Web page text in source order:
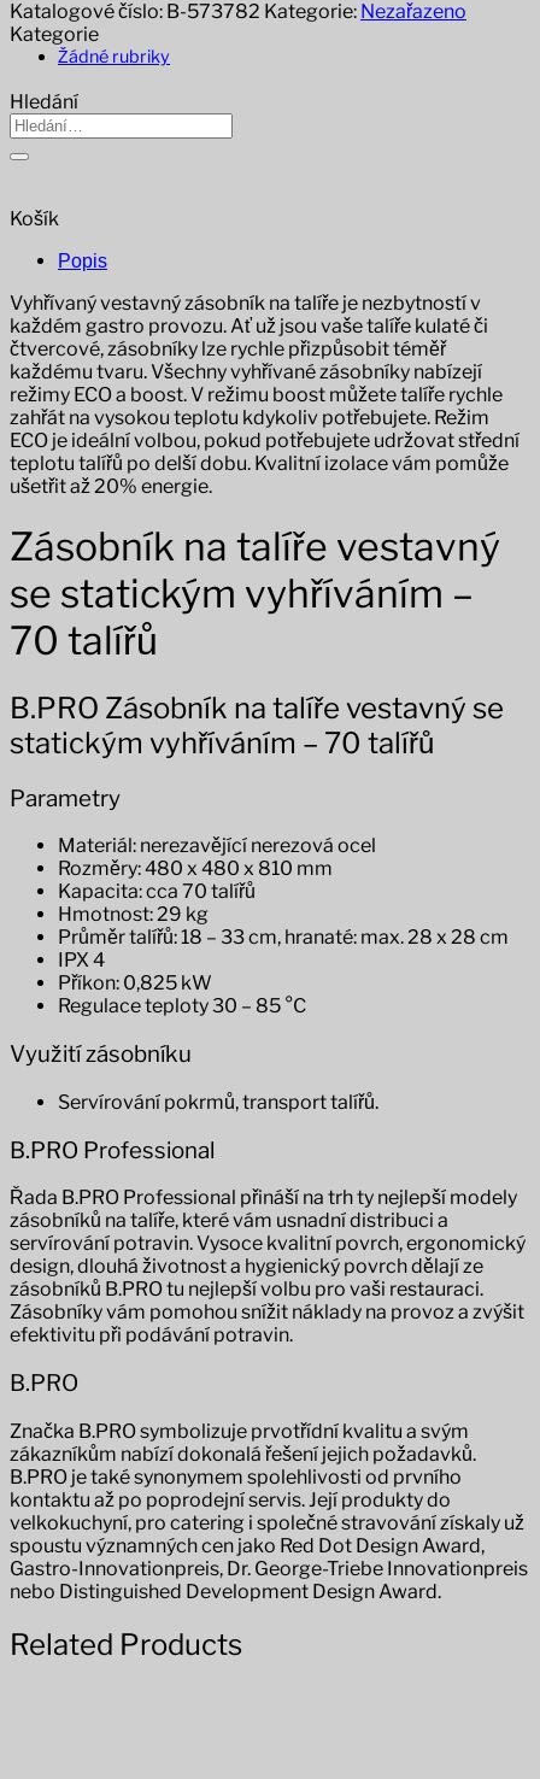
Katalogové číslo: B-573782 Kategorie: Nezařazeno
Kategorie
Žádné rubriky
Hledání
Hledat:
Košík
Popis
Vyhřívaný vestavný zásobník na talíře je nezbytností v
každém gastro provozu.Ať už jsou vaše talíře kulaté či
čtvercové, zásobníky lze rychle přizpůsobit téměř
každému tvaru.Všechny vyhřívané zásobníky nabízejí
režimy ECO a boost. V režimu boost můžete talíře rychle
zahřát na vysokou teplotu kdykoliv potřebujete. Režim
ECO je ideální volbou, pokud potřebujete udržovat střední
teplotu talířů po delší dobu. Kvalitní izolace vám pomůže
ušetřit až 20% energie.
Zásobník na talíře vestavný
se statickým vyhříváním –
70 talířů
B.PRO Zásobník na talíře vestavný se
statickým vyhříváním – 70 talířů
Parametry
Materiál: nerezavějící nerezová ocel
Rozměry: 480 x 480 x 810 mm
Kapacita: cca 70 talířů
Hmotnost: 29 kg
Průměr talířů: 18 – 33 cm, hranaté: max. 28 x 28 cm
IPX 4
Příkon: 0,825 kW
Regulace teploty 30 – 85 °C
Využití zásobníku
Servírování pokrmů, transport talířů.
B.PRO Professional
Řada B.PRO Professional přináší na trh ty nejlepší modely
zásobníků na talíře, které vám usnadní distribuci a
servírování potravin.Vysoce kvalitní povrch, ergonomický
design, dlouhá životnost a hygienický povrch dělají ze
zásobníků B.PRO tu nejlepší volbu pro vaši restauraci.
Zásobníky vám pomohou snížit náklady na provoz a zvýšit
efektivitu při podávání potravin.
B.PRO
Značka B.PRO symbolizuje prvotřídní kvalitu a svým
zákazníkům nabízí dokonalá řešení jejich požadavků.
B.PRO je také synonymem spolehlivosti od prvního
kontaktu až po poprodejní servis. Její produkty do
velkokuchyní, pro catering i společné stravování získaly už
spoustu významných cen jako Red Dot Design Award,
Gastro-Innovationpreis, Dr. George-Triebe Innovationpreis
nebo Distinguished Development Design Award.
Related Products